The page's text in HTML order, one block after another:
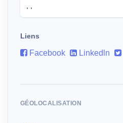
Liens
Facebook Linkedln
GÉOLOCALISATION